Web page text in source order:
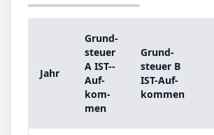
Jahr
Grund­
steu­er
A IST-­
Auf­
kom­
men
Grund­
steu­er B
IST-­Auf­
kom­men